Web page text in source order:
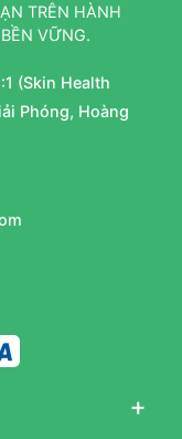
TRÊN HÀNH
VỮNG.
(Skin Health
Phóng, Hoàng